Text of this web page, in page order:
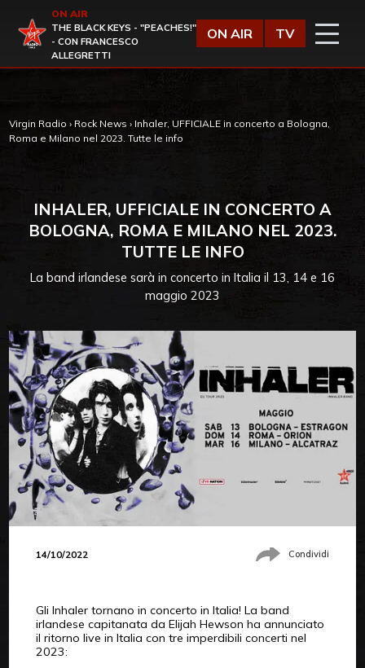
Virgin Radio
ON AIR
THE BLACK KEYS - "PEACHES!"
- CON FRANCESCO
ALLEGRETTI
ON AIR TV
Virgin Radio › Rock News › Inhaler, UFFICIALE in concerto a Bologna,
Roma e Milano nel 2023. Tutte le info
INHALER, UFFICIALE IN CONCERTO A
BOLOGNA, ROMA E MILANO NEL 2023.
TUTTE LE INFO
La band irlandese sarà in concerto in Italia il 13, 14 e 16
maggio 2023
14/10/2022 Condividi
Gli Inhaler tornano in concerto in Italia! La band
irlandese capitanata da Elijah Hewson ha annunciato
il ritorno live in Italia con tre imperdibili concerti nel
2023: